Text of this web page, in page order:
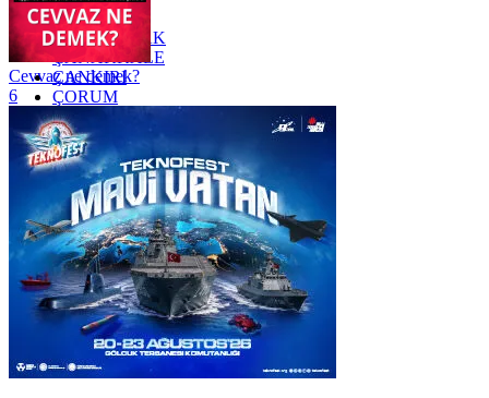
YOZGAT
ZONGULDAK
ÇANAKKALE
ÇANKIRI
ÇORUM
İSTANBUL
İZMİR
ŞANLIURFA
ŞIRNAK
Cevvaz ne demek?
6